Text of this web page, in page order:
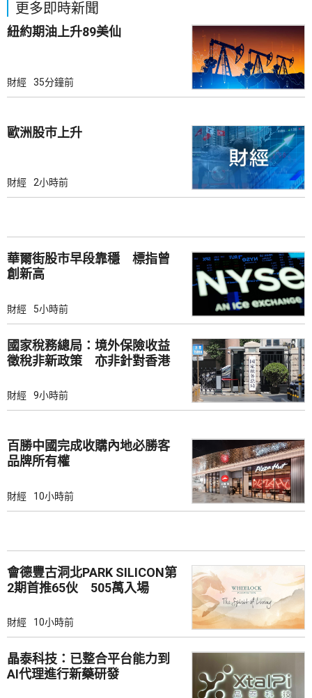
更多即時新聞
紐約期油上升89美仙
財經 35分鐘前
歐洲股巿上升
財經 2小時前
華爾街股市早段靠穩 標指曾
創新高
財經 5小時前
國家稅務總局：境外保險收益
徵稅非新政策 亦非針對香港
財經 9小時前
百勝中國完成收購內地必勝客
品牌所有權
財經 10小時前
會德豐古洞北PARK SILICON第
2期首推65伙 505萬入場
財經 10小時前
晶泰科技：已整合平台能力到
AI代理進行新藥研發